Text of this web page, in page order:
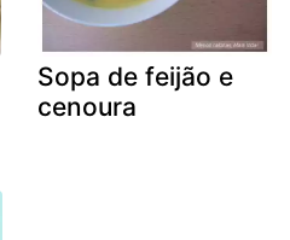
Sopa de feijão e
cenoura